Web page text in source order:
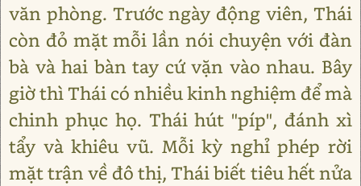
văn phòng. Trước ngày động viên, Thái
còn đỏ mặt mỗi lần nói chuyện với đàn
bà và hai bàn tay cứ vặn vào nhau. Bây
giờ thì Thái có nhiều kinh nghiệm để mà
chinh phục họ. Thái hút "píp", đánh xì
tẩy và khiêu vũ. Mỗi kỳ nghỉ phép rời
mặt trận về đô thị, Thái biết tiêu hết nửa